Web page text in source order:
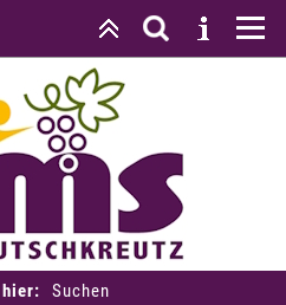
Suchen